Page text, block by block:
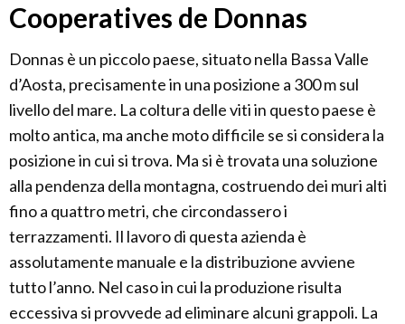
Cooperatives de Donnas
Donnas è un piccolo paese, situato nella Bassa Valle
d’Aosta, precisamente in una posizione a 300 m sul
livello del mare. La coltura delle viti in questo paese è
molto antica, ma anche moto difficile se si considera la
posizione in cui si trova. Ma si è trovata una soluzione
alla pendenza della montagna, costruendo dei muri alti
fino a quattro metri, che circondassero i
terrazzamenti. Il lavoro di questa azienda è
assolutamente manuale e la distribuzione avviene
tutto l’anno. Nel caso in cui la produzione risulta
eccessiva si provvede ad eliminare alcuni grappoli. La